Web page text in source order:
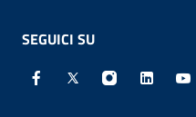
SEGUICI SU
Facebook - Sito
X - Sito esterno
Instagram -